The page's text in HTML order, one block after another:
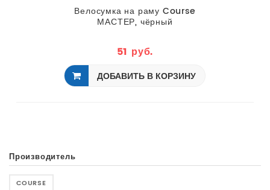
Велосумка на раму Course
МАСТЕР, чёрный
51 руб.
ДОБАВИТЬ В КОРЗИНУ
Производитель
COURSE